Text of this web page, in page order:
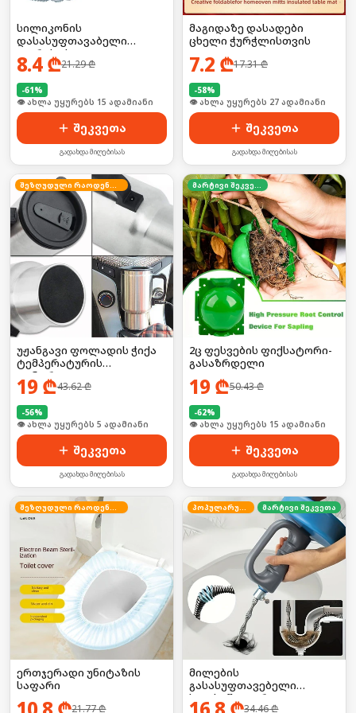
სილიკონის
დასასუფთავაბელი
ჯაგრისი სველი
წერტილებისთვის
8.4₾21.29₾
-61%
🛒 ბოლო 24სთ-ში იყიდა 20-მა
შეკვეთა
გადახდა მიღებისას
მაგიდაზე დასადები
ცხელი ჭურჭლისთვის
7.2 ₾17.31₾
-58%
🛒 ბოლო 24სთ-ში იყიდა 36-მა
შეკვეთა
გადახდა მიღებისას
შეზღუდული რაოდენობა
უჟანგავი ფოლადის ჭიქა
ტემპერატურის
კონტროლით
19 ₾43.62₾
-56%
🛒 ბოლო 24სთ-ში იყიდა 7-მა
შეკვეთა
გადახდა მიღებისას
მარტივი შეკვეთა
2ც ფესვების ფიქსატორი-
გასაზრდელი
19 ₾50.43₾
-62%
🛒 ბოლო 24სთ-ში იყიდა 23-მა
შეკვეთა
გადახდა მიღებისას
შეზღუდული რაოდენობა
ერთჯერადი უნიტაზის
საფარი
21.77₾
პოპულარული მარტივი შეკვეთა
მილების
გასასუფთავებელი
ხელსაწყო დრეკადი
34.46₾